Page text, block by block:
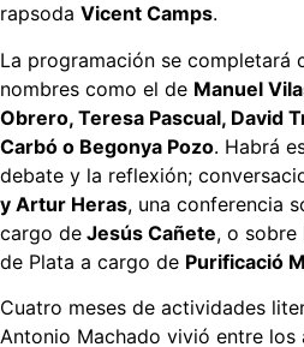
rapsoda Vicent Camps.
La programación se completará
nombres como el de Manuel
Obrero, Teresa Pascual, David
Carbó o Begonya Pozo. Habrá
debate y la reflexión;
y Artur Heras, una conferencia
cargo de Jesús Cañete, o sobre
de Plata a cargo de Purificació
Cuatro meses de actividades
Antonio Machado vivió entre los